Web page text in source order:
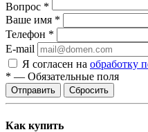
Вопрос *
Ваше имя *
Телефон *
E-mail
Я согласен на обработку
* — Обязательные поля
Сбросить
Как купить